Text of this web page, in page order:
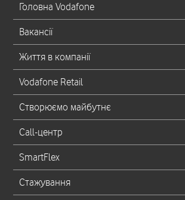
Головна Vodafone
Вакансії
Життя в компанії
Vodafone Retail
Створюємо майбутнє
Call-центр
SmartFlex
Стажування